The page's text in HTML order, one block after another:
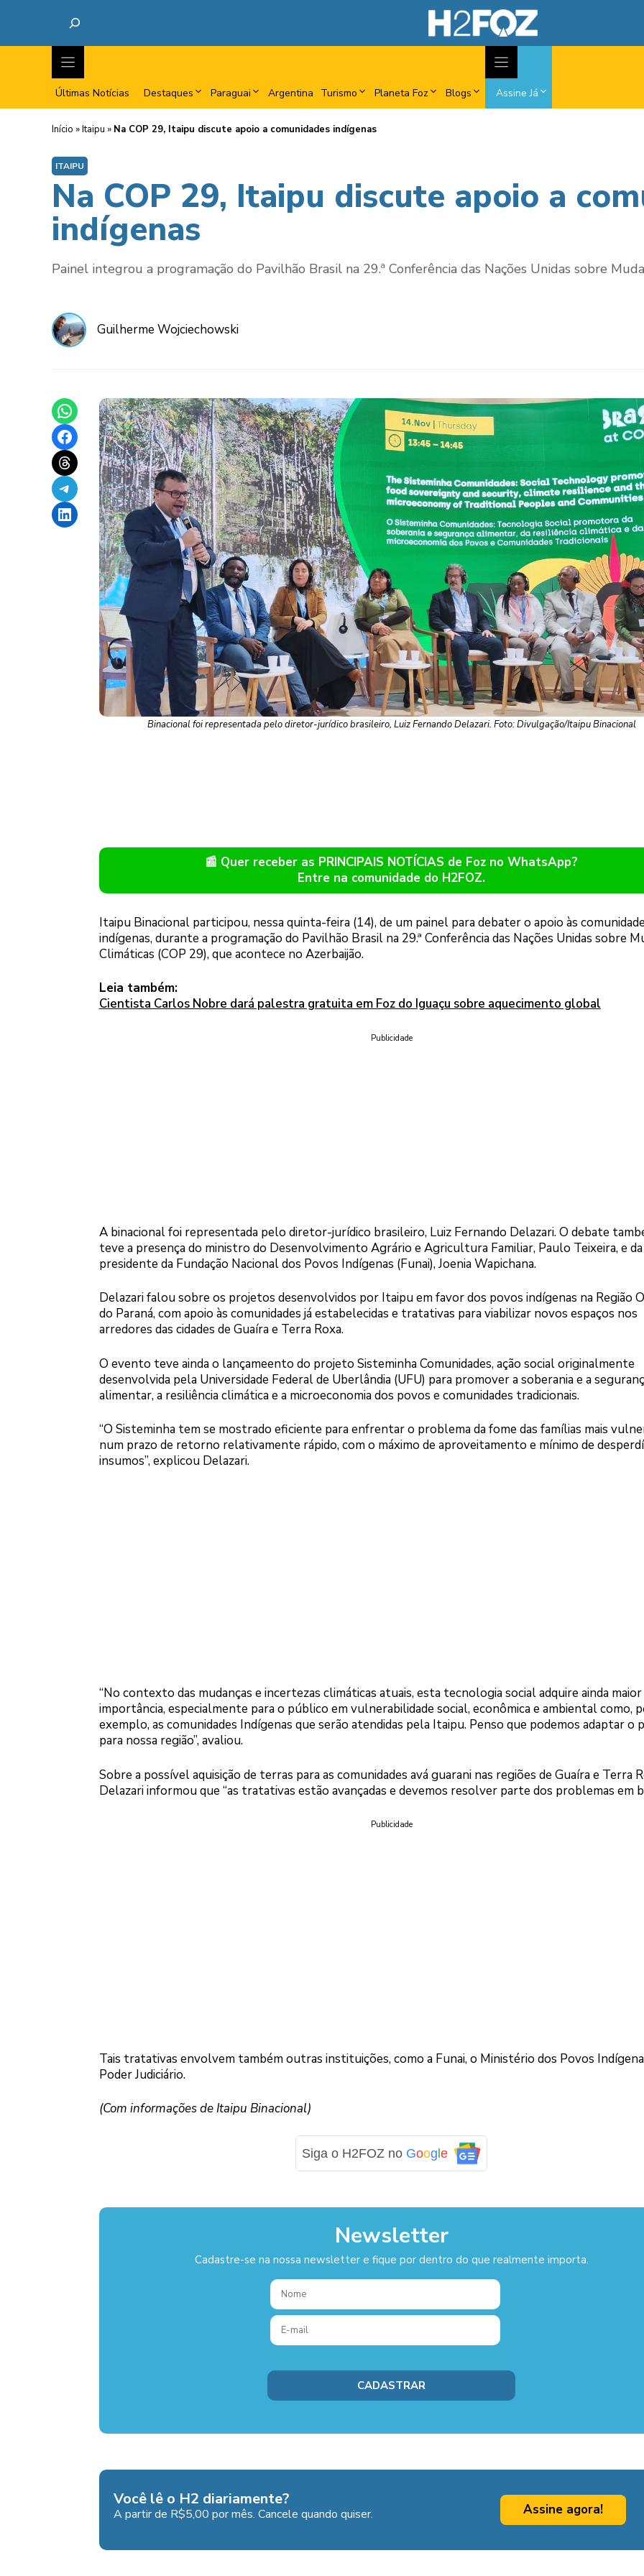
Últimas Notícias Destaques Paraguai Argentina Turismo Planeta Foz Blogs Assine Já
Início »Itaipu » Na COP 29, Itaipu discute apoio a comunidades indígenas
ITAIPU
Na COP 29, Itaipu discute apoio a
indígenas
Painel integrou a programação do Pavilhão Brasil na 29.ª Conferência das Nações Unidas sobre
Guilherme Wojciechowski
Share on WhatsApp
Share on Facebook
Share on Threads
Share on Telegram
Share on LinkedIn
Binacional foi representada pelo diretor-jurídico brasileiro, Luiz Fernando Delazari. Foto: Divulgação/Itaipu Binacional
📰 Quer receber as PRINCIPAIS NOTÍCIAS de Foz no WhatsApp?
Entre na comunidade do H2FOZ.
Itaipu Binacional participou, nessa quinta-feira (14), de um painel para debater o apoio às
indígenas, durante a programação do Pavilhão Brasil na 29.ª Conferência das Nações Unidas sobre
Climáticas (COP 29), que acontece no Azerbaijão.
Leia também:
Cientista Carlos Nobre dará palestra gratuita em Foz do Iguaçu sobre aquecimento global
Publicidade
A binacional foi representada pelo diretor-jurídico brasileiro, Luiz Fernando Delazari. O debate
teve a presença do ministro do Desenvolvimento Agrário e Agricultura Familiar, Paulo Teixeira, e da
presidente da Fundação Nacional dos Povos Indígenas (Funai), Joenia Wapichana.
Delazari falou sobre os projetos desenvolvidos por Itaipu em favor dos povos indígenas na Região
do Paraná, com apoio às comunidades já estabelecidas e tratativas para viabilizar novos espaços nos
arredores das cidades de Guaíra e Terra Roxa.
O evento teve ainda o lançameento do projeto Sisteminha Comunidades, ação social originalmente
desenvolvida pela Universidade Federal de Uberlândia (UFU) para promover a soberania e a
alimentar, a resiliência climática e a microeconomia dos povos e comunidades tradicionais.
“O Sisteminha tem se mostrado eficiente para enfrentar o problema da fome das famílias mais
num prazo de retorno relativamente rápido, com o máximo de aproveitamento e mínimo de
insumos”, explicou Delazari.
“No contexto das mudanças e incertezas climáticas atuais, esta tecnologia social adquire ainda maior
importância, especialmente para o público em vulnerabilidade social, econômica e ambiental como,
exemplo, as comunidades Indígenas que serão atendidas pela Itaipu. Penso que podemos adaptar o
para nossa região”, avaliou.
Sobre a possível aquisição de terras para as comunidades avá guarani nas regiões de Guaíra e Terra
Delazari informou que “as tratativas estão avançadas e devemos resolver parte dos problemas em
Publicidade
Tais tratativas envolvem também outras instituições, como a Funai, o Ministério dos Povos
Poder Judiciário.
(Com informações de Itaipu Binacional)
Siga o H2FOZ no Google
Newsletter
Cadastre-se na nossa newsletter e fique por dentro do que realmente importa.
Você lê o H2 diariamente?
A partir de R$5,00 por mês. Cancele quando quiser. Assine agora!